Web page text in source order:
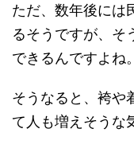
ただ、数年後には
るそうですが、そ
できるんですよね。
そうなると、袴や
て人も増えそうな